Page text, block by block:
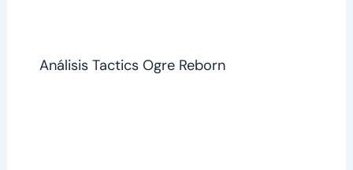
Análisis Tactics Ogre Reborn